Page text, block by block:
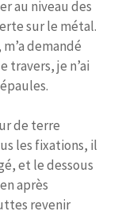
au niveau des
sur le métal.
demandé
travers, je n’ai
de terre
les fixations, il
et le dessous
après
revenir